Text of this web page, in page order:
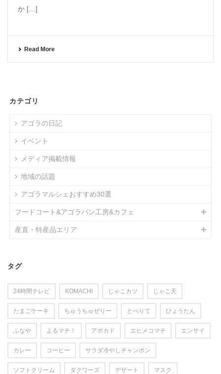
か […]
Read More
カテゴリ
アゴラの日記
イベント
メディア掲載情報
地域の話題
アゴラマルシェおすすめ30選
フードコート&アゴラパン工房&カフェ
産直・特産品エリア
タグ
24時間テレビ KOMACHI じゃこカツ じゃこ天
たまごケーキ ちゅうちゅぜりー とべりて ひょうたん
ふなや よるマチ！ アボカド エヒメコマチ エンサイ
カレー コーヒー サラダ冷やしチャンポン
ソフトクリーム ダクワーズ デザート マスク